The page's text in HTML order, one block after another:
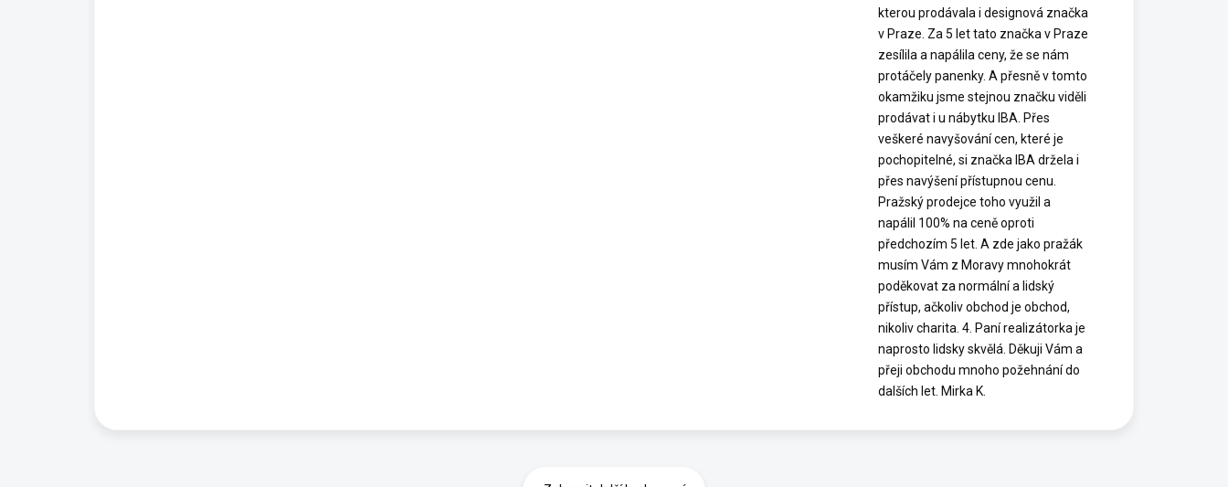
kterou prodávala i designová značka
v Praze. Za 5 let tato značka v Praze
zesílila a napálila ceny, že se nám
protáčely panenky. A přesně v tomto
okamžiku jsme stejnou značku viděli
prodávat i u nábytku IBA. Přes
veškeré navyšování cen, které je
pochopitelné, si značka IBA držela i
přes navýšení přístupnou cenu.
Pražský prodejce toho využil a
napálil 100% na ceně oproti
předchozím 5 let. A zde jako pražák
musím Vám z Moravy mnohokrát
poděkovat za normální a lidský
přístup, ačkoliv obchod je obchod,
nikoliv charita. 4. Paní realizátorka je
naprosto lidsky skvělá. Děkuji Vám a
přeji obchodu mnoho požehnání do
dalších let. Mirka K.